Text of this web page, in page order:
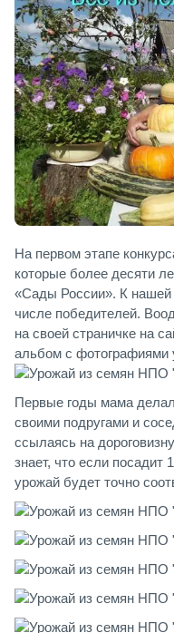
На первом этапе
которые более десяти
«Сады России». К нашей
числе победителей.
на своей страничке на
альбом с фотографиями
Первые годы мама
своими подругами и
ссылаясь на
знает, что если посадит
урожай будет точно